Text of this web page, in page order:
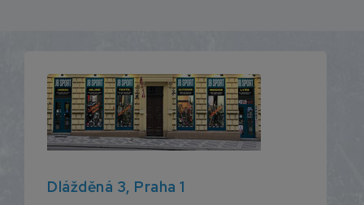
Dlážděná 3, Praha 1